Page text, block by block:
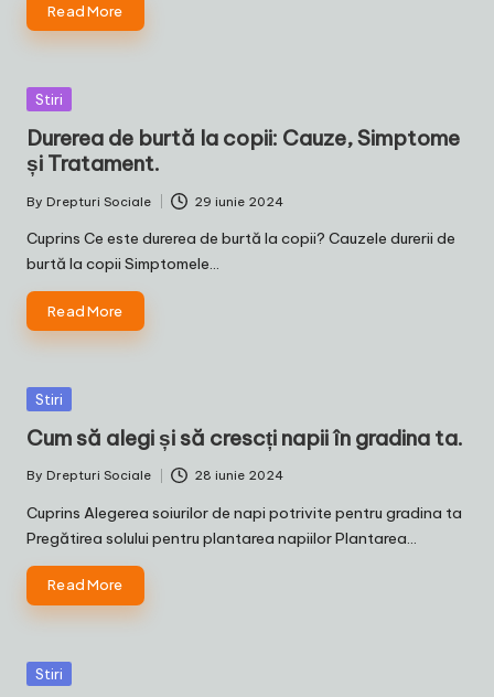
Read More
Posted
Stiri
Durerea de burtă la copii: Cauze, Simptome
și Tratament.
Posted
by
By Drepturi Sociale 29 iunie 2024
Cuprins Ce este durerea de burtă la copii? Cauzele durerii de
burtă la copii Simptomele…
Read More
Posted
Stiri
Cum să alegi și să crescți napii în gradina ta.
Posted
by
By Drepturi Sociale 28 iunie 2024
Cuprins Alegerea soiurilor de napi potrivite pentru gradina ta
Pregătirea solului pentru plantarea napiilor Plantarea…
Read More
Posted
Stiri